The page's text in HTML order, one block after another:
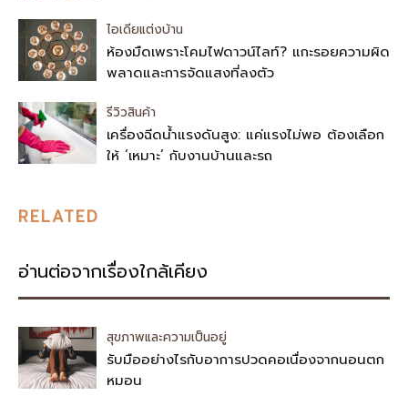
ไอเดียแต่งบ้าน
ห้องมืดเพราะโคมไฟดาวน์ไลท์? แกะรอยความผิด
พลาดและการจัดแสงที่ลงตัว
รีวิวสินค้า
เครื่องฉีดน้ำแรงดันสูง: แค่แรงไม่พอ ต้องเลือก
ให้ ‘เหมาะ’ กับงานบ้านและรถ
RELATED
อ่านต่อจากเรื่องใกล้เคียง
สุขภาพและความเป็นอยู่
รับมืออย่างไรกับอาการปวดคอเนื่องจากนอนตก
หมอน